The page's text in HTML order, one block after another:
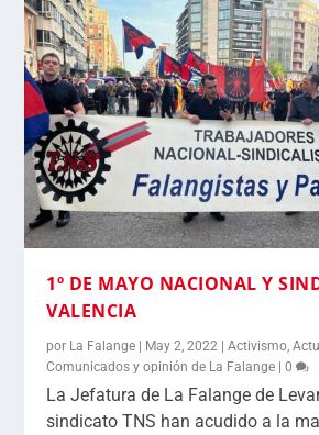
1º DE MAYO NACIONAL Y
VALENCIA
por La Falange | May 2, 2022 |Activismo ,
Comunicados y opinión de La Falange |0
La Jefatura de La Falange de
sindicato TNS han acudido a la